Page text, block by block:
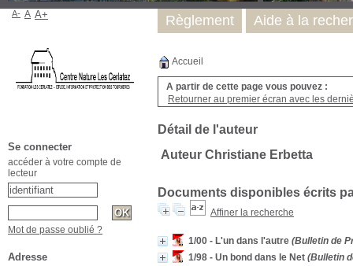
Accueil
A partir de cette page vous pouvez :
Retourner au premier écran avec les
Détail de l'auteur
Auteur Christiane Erbetta
Documents disponibles écrits
Affiner la recherche
1/00 - L'un dans l'autre (Bulletin de
1/98 - Un bond dans le Net (Bulletin
Règlement Aide à la
A- A A+
Se connecter
accéder à votre compte de
lecteur
Mot de passe oublié ?
Adresse